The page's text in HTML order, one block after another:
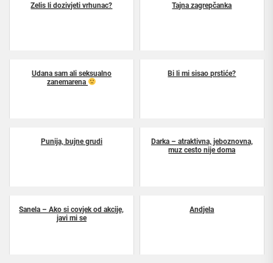
Zelis li dozivjeti vrhunac? Tajna zagrepčanka
Udana sam ali seksualno
zanemarena
Bi li mi sisao prstiće?
Punija, bujne grudi
Darka – atraktivna, jeboznovna,
muz cesto nije doma
Sanela – Ako si covjek od akcije,
javi mi se
Andjela